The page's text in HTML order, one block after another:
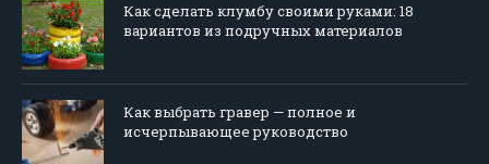
Как сделать клумбу своими руками: 18
вариантов из подручных материалов
Как выбрать гравер — полное и
исчерпывающее руководство